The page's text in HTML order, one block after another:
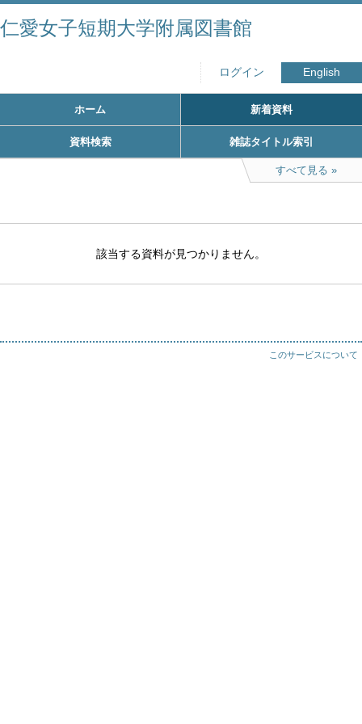
仁愛女子短期大学附属図書館
ログイン English
ホーム 新着資料
資料検索 雑誌タイトル索引
すべて見る
該当する資料が見つかりません。
このサービスについて